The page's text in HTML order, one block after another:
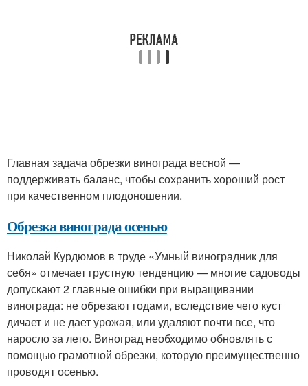
Главная задача обрезки винограда весной —
поддерживать баланс, чтобы сохранить хороший рост
при качественном плодоношении.
Обрезка винограда осенью
Николай Курдюмов в труде «Умный виноградник для
себя» отмечает грустную тенденцию — многие садоводы
допускают 2 главные ошибки при выращивании
винограда: не обрезают годами, вследствие чего куст
дичает и не дает урожая, или удаляют почти все, что
наросло за лето. Виноград необходимо обновлять с
помощью грамотной обрезки, которую преимущественно
проводят осенью.